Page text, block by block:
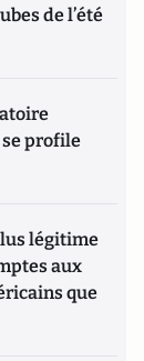
de l’été
profile
légitime
aux
que